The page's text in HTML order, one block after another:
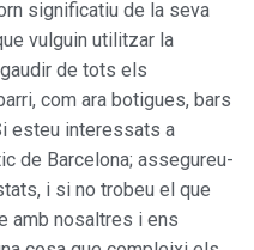
significatiu de la seva
vulguin utilitzar la
de tots els
com ara botigues, bars
esteu interessats a
de Barcelona; assegureu-
i si no trobeu el que
amb nosaltres i ens